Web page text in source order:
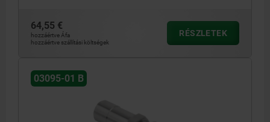
2) Csatlakozás 2 - pneumatikus bemenő
3) állapotérzékelővel
P: üzemi nyomás
64,55 €
hozzáértve Áfa
hozzáértve szállítási költségek
RÉSZLETEK
03095-01 B